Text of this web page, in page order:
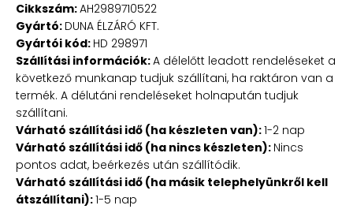
Cikkszám:AH2989710522
Gyártó: DUNA ÉLZÁRÓ KFT.
Gyártói kód: HD 298971
Szállítási információk:A délelőtt leadott rendeléseket a
következő munkanap tudjuk szállítani, ha raktáron van a
termék. A délutáni rendeléseket holnapután tudjuk
szállítani.
Várható szállítási idő (ha készleten van):1-2 nap
Várható szállítási idő (ha nincs készleten): Nincs
pontos adat, beérkezés után szállítódik.
Várható szállítási idő (ha másik telephelyünkről kell
átszállítani):1-5 nap